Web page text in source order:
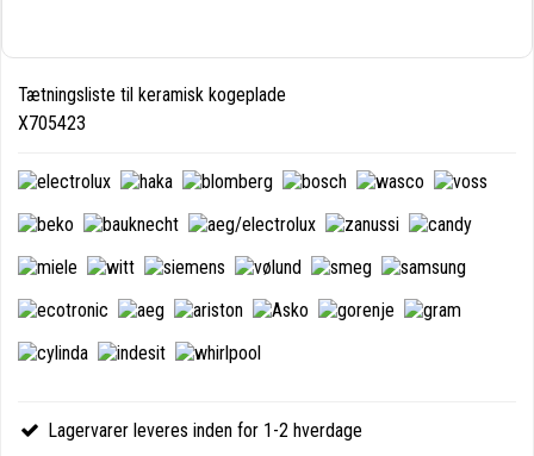
Tætningsliste til keramisk kogeplade
X705423
Lagervarer leveres inden for 1-2 hverdage